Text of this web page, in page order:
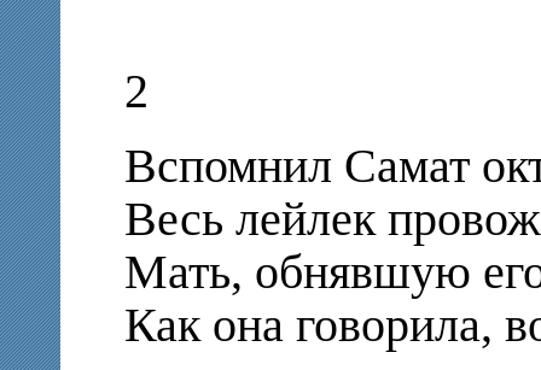
2
Вспомнил Самат
Весь лейлек
Мать, обнявшую
Как она говорила,